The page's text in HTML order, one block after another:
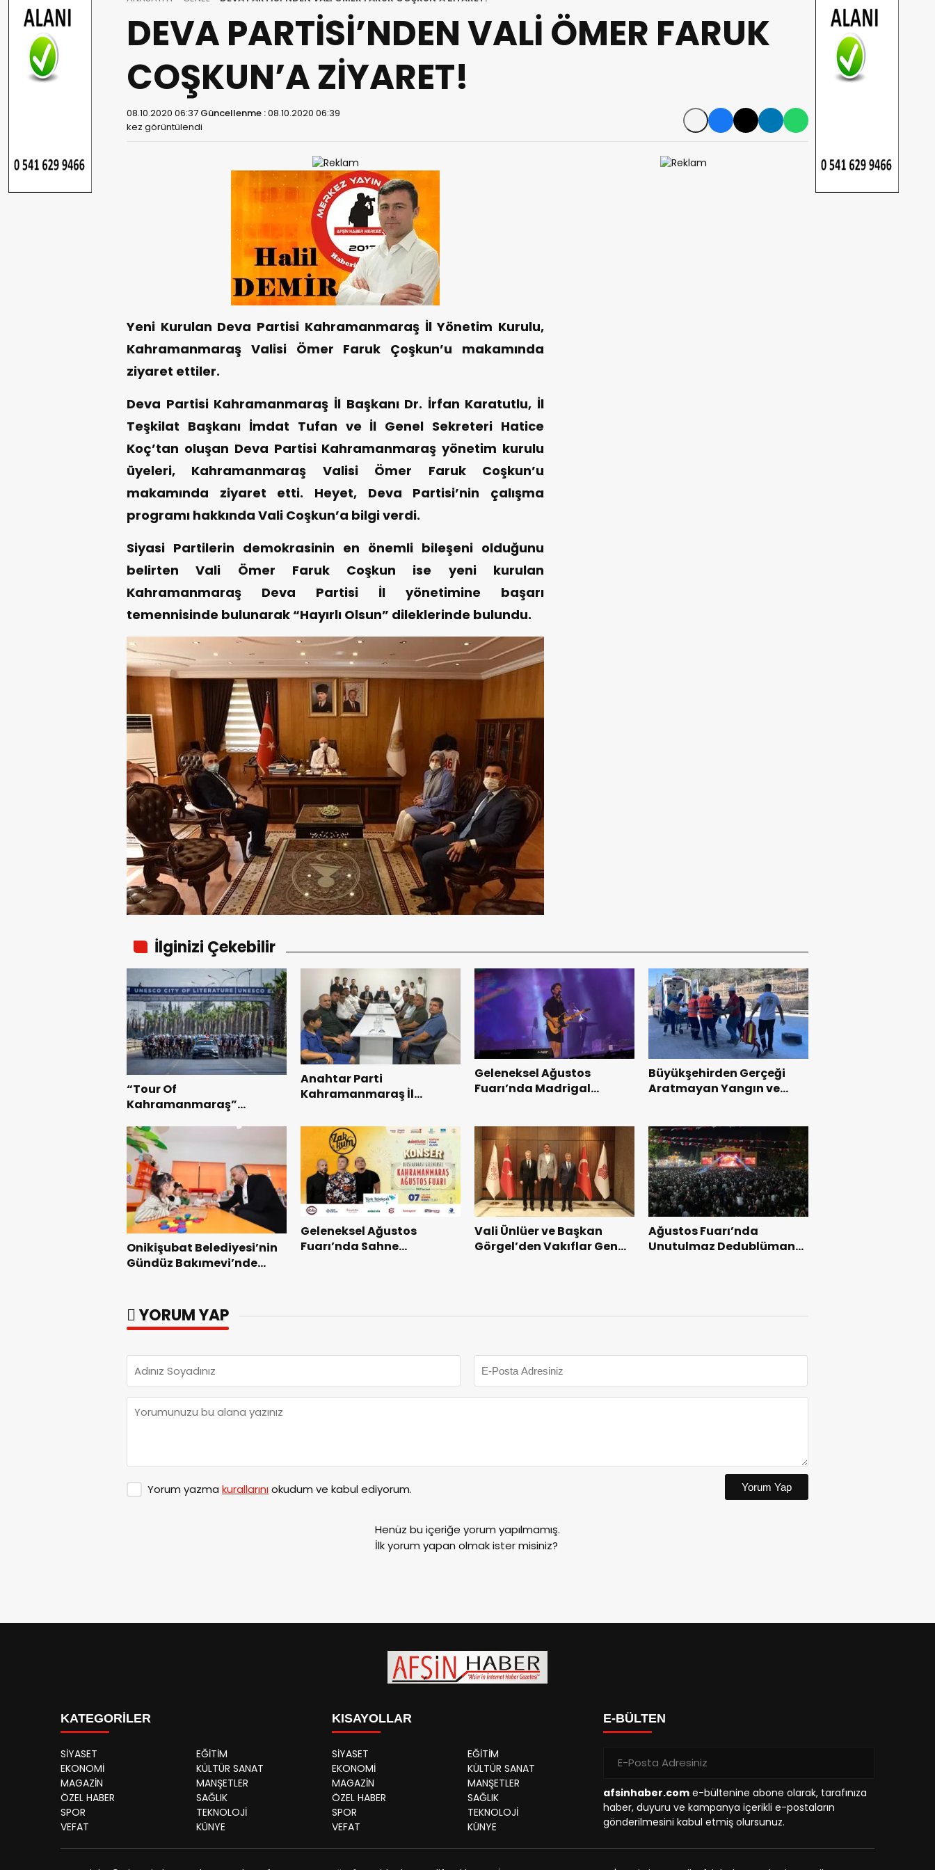
DEVA PARTİSİ’NDEN VALİ ÖMER FARUK
COŞKUN’A ZİYARET!
08.10.2020 06:37 Güncellenme :08.10.2020 06:39
kez görüntülendi
Yeni Kurulan Deva Partisi Kahramanmaraş İl Yönetim Kurulu,
Kahramanmaraş Valisi Ömer Faruk Çoşkun’u makamında
ziyaret ettiler.
Deva Partisi Kahramanmaraş İl Başkanı Dr. İrfan Karatutlu, İl
Teşkilat Başkanı İmdat Tufan ve İl Genel Sekreteri Hatice
Koç’tan oluşan Deva Partisi Kahramanmaraş yönetim kurulu
üyeleri, Kahramanmaraş Valisi Ömer Faruk Coşkun’u
makamında ziyaret etti. Heyet, Deva Partisi’nin çalışma
programı hakkında Vali Coşkun’a bilgi verdi.
Siyasi Partilerin demokrasinin en önemli bileşeni olduğunu
belirten Vali Ömer Faruk Coşkun ise yeni kurulan
Kahramanmaraş Deva Partisi İl yönetimine başarı
temennisinde bulunarak “Hayırlı Olsun” dileklerinde bulundu.
İlginizi Çekebilir
“Tour Of
Kahramanmaraş”
Turnuvası Tamamlandı.
Anahtar Parti
Kahramanmaraş İl
Teşkilatı ile buluştu.
Geleneksel Ağustos
Fuarı’nda Madrigal
Büyükşehirden Gerçeği
Aratmayan Yangın ve
Onikişubat Belediyesi’nin
Gündüz Bakımevi’nde
Geleneksel Ağustos
Fuarı’nda Sahne
Vali Ünlüer ve Başkan
Görgel’den Vakıflar Genel
Ağustos Fuarı’nda
Unutulmaz Dedublüman
YORUM YAP
Yorum yazma kurallarınıokudum ve kabul ediyorum. Yorum Yap
Henüz bu içeriğe yorum yapılmamış.
İlk yorum yapan olmak ister misiniz?
KATEGORİLER
SİYASET
EĞİTİM
EKONOMİ
KÜLTÜR SANAT
MAGAZİN
MANŞETLER
ÖZEL HABER
SAĞLIK
SPOR
TEKNOLOJİ
VEFAT
KÜNYE
KISAYOLLAR
SİYASET
EĞİTİM
EKONOMİ
KÜLTÜR SANAT
MAGAZİN
MANŞETLER
ÖZEL HABER
SAĞLIK
SPOR
TEKNOLOJİ
VEFAT
KÜNYE
E-BÜLTEN
afsinhaber.com e-bültenine abone olarak, tarafınıza
haber, duyuru ve kampanya içerikli e-postaların
gönderilmesini kabul etmiş olursunuz.